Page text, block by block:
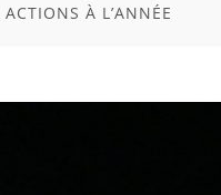
ACTIONS À L’ANNÉE